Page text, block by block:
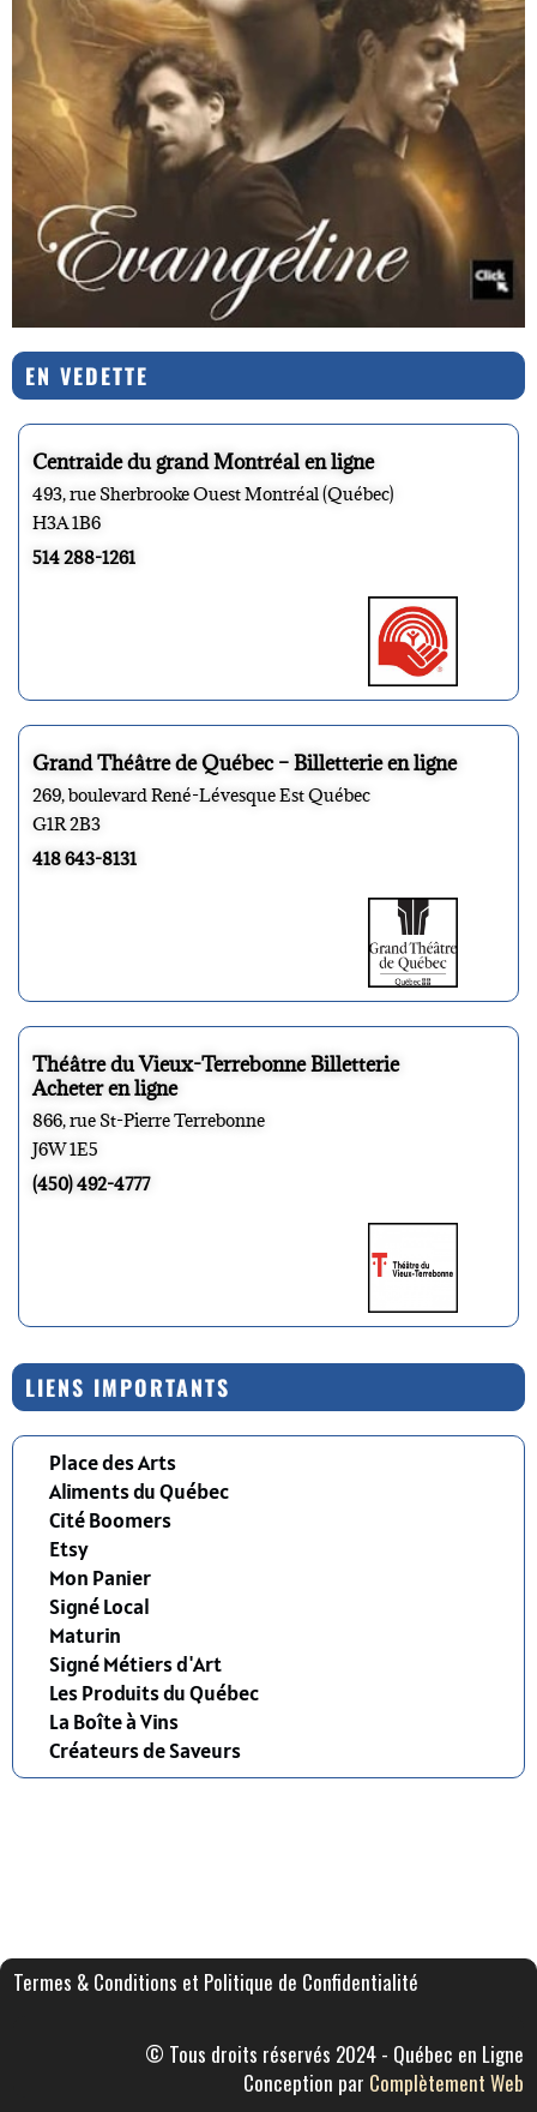
EN VEDETTE
Centraide du grand Montréal en ligne
493, rue Sherbrooke Ouest Montréal (Québec)
H3A 1B6
514 288-1261
Grand Théâtre de Québec – Billetterie en ligne
269, boulevard René-Lévesque Est Québec
G1R 2B3
418 643-8131
Théâtre du Vieux-Terrebonne Billetterie
Acheter en ligne
866, rue St-Pierre Terrebonne
J6W 1E5
(450) 492-4777
LIENS IMPORTANTS
Place des Arts
Aliments du Québec
Cité Boomers
Etsy
Mon Panier
Signé Local
Maturin
Signé Métiers d'Art
Les Produits du Québec
La Boîte à Vins
Créateurs de Saveurs
Termes & Conditions et Politique de Confidentialité
© Tous droits réservés 2024 - Québec en Ligne
Conception par Complètement Web